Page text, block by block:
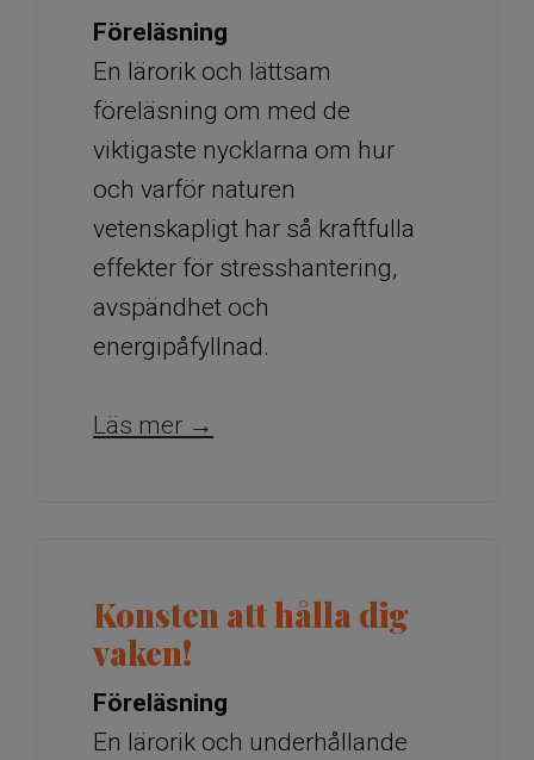
Föreläsning
En lärorik och lättsam
föreläsning om med de
viktigaste nycklarna om hur
och varför naturen
vetenskapligt har så kraftfulla
effekter för stresshantering,
avspändhet och
energipåfyllnad.
​​​​​​​Läs mer →
Konsten att hålla dig
vaken!
Föreläsning
En lärorik och underhållande